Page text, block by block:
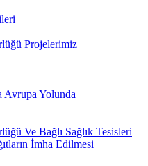
Projelerimiz
Avrupa Yolunda
Ve Bağlı Sağlık Tesisleri
İmha Edilmesi